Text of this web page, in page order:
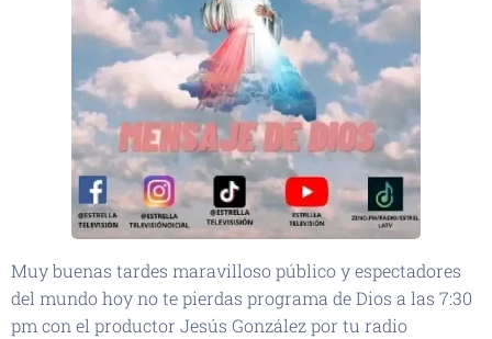
Muy buenas tardes maravilloso público y espectadores
del mundo hoy no te pierdas programa de Dios a las 7:30
pm con el productor Jesús González por tu radio